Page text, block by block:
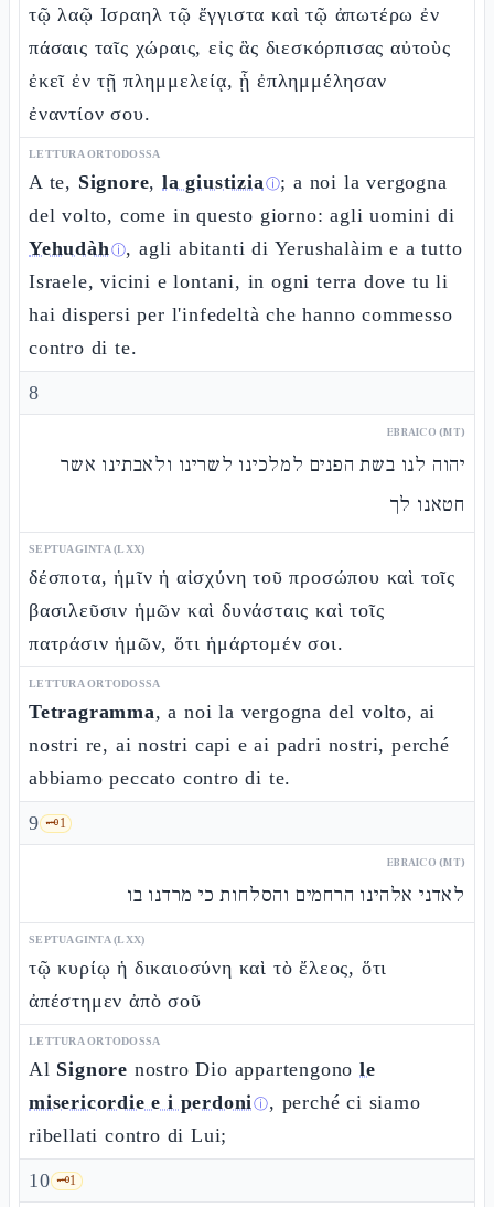
τῷ λαῷ Ισραηλ τῷ ἔγγιστα καὶ τῷ ἀπωτέρω ἐν
πάσαις ταῖς χώραις, εἰς ἃς διεσκόρπισας αὐτοὺς
ἐκεῖ ἐν τῇ πλημμελείᾳ, ᾗ ἐπλημμέλησαν
ἐναντίον σου.
LETTURA ORTODOSSA
A te, Signore,la giustiziaⓘ; a noi la vergogna
del volto, come in questo giorno: agli uomini di
Yehudàhⓘ, agli abitanti di Yerushalàim e a tutto
Israele, vicini e lontani, in ogni terra dove tu li
hai dispersi per l'infedeltà che hanno commesso
contro di te.
8
EBRAICO (MT)
יהוה לנו בשת הפנים למלכינו לשרינו ולאבתינו אשר
חטאנו לך
SEPTUAGINTA (LXX)
δέσποτα, ἡμῖν ἡ αἰσχύνη τοῦ προσώπου καὶ τοῖς
βασιλεῦσιν ἡμῶν καὶ δυνάσταις καὶ τοῖς
πατράσιν ἡμῶν, ὅτι ἡμάρτομέν σοι.
LETTURA ORTODOSSA
Tetragramma, a noi la vergogna del volto, ai
nostri re, ai nostri capi e ai padri nostri, perché
abbiamo peccato contro di te.
9 🗝️1
EBRAICO (MT)
לאדני אלהינו הרחמים והסלחות כי מרדנו בו
SEPTUAGINTA (LXX)
τῷ κυρίῳ ἡ δικαιοσύνη καὶ τὸ ἔλεος, ὅτι
ἀπέστημεν ἀπὸ σοῦ
LETTURA ORTODOSSA
Al Signore nostro Dio appartengonole
misericordie e i perdoniⓘ, perché ci siamo
ribellati contro di Lui;
10 🗝️1